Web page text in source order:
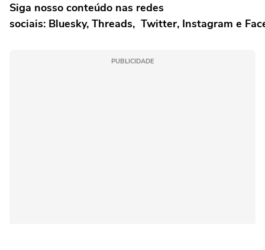
Siga nosso conteúdo nas redes
sociais: Bluesky, Threads, Twitter, Instagram e
PUBLICIDADE